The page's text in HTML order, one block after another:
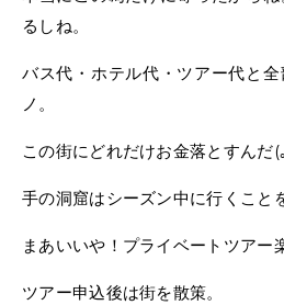
るしね。
バス代・ホテル代・ツアー代と
ノ。
この街にどれだけお金落とすんだ(
手の洞窟はシーズン中に行くこと
まあいいや！プライベートツアー
ツアー申込後は街を散策。